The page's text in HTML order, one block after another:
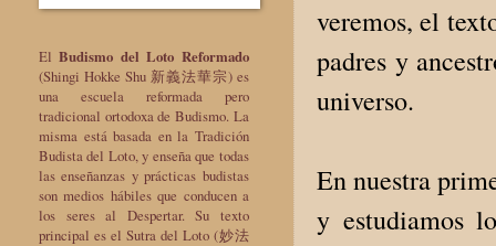
veremos, el
padres y
universo.
En nuestra
y estudiamos
ElBudismo del Loto Reformado
(Shingi Hokke Shu 新義法華宗) es
una escuela reformada pero
tradicional ortodoxa de Budismo. La
misma está basada en la Tradición
Budista del Loto, y enseña que todas
las enseñanzas y prácticas budistas
son medios hábiles que conducen a
los seres al Despertar. Su texto
principal es el Sutra del Loto (妙法